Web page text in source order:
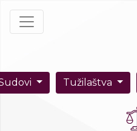
Tužilaštva